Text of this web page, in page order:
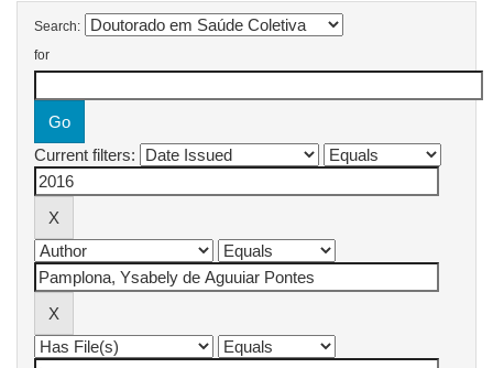
Search:
for
Current filters: